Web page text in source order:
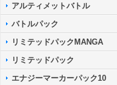
アルティメットバトル
バトルパック
リミテッドパックMANGA
リミテッドパック
エナジーマーカーパック10